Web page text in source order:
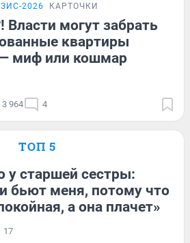
2026 КАРТОЧКИ
могут забрать
квартиры
миф или кошмар
3 964 4
ТОП 5
у старшей сестры:
бьют меня, потому что
а она плачет»
17